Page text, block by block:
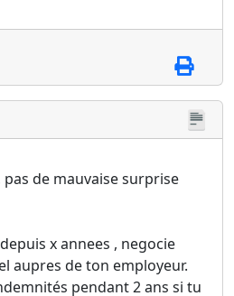
pas de mauvaise surprise
x annees , negocie
aupres de ton employeur.
pendant 2 ans si tu